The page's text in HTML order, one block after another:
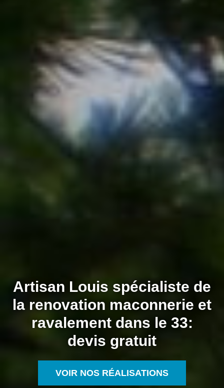
Artisan Louis spécialiste de
la renovation maconnerie et
ravalement dans le 33:
devis gratuit
VOIR NOS RÉALISATIONS